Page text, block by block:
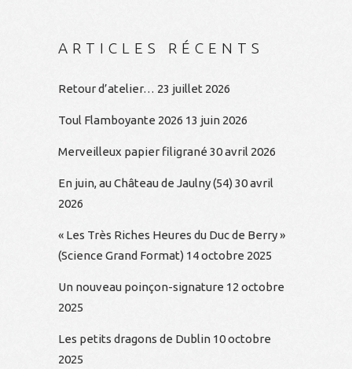
ARTICLES RÉCENTS
Retour d’atelier… 23 juillet 2026
Toul Flamboyante 2026 13 juin 2026
Merveilleux papier filigrané 30 avril 2026
En juin, au Château de Jaulny (54)30 avril
2026
« Les Très Riches Heures du Duc de Berry »
(Science Grand Format) 14 octobre 2025
Un nouveau poinçon-signature 12 octobre
2025
Les petits dragons de Dublin 10 octobre
2025